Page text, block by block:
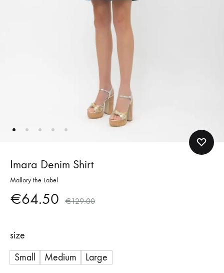
Imara Denim Shirt
Mallory the Label
€64.50 €129.00
size
Small
Medium Large